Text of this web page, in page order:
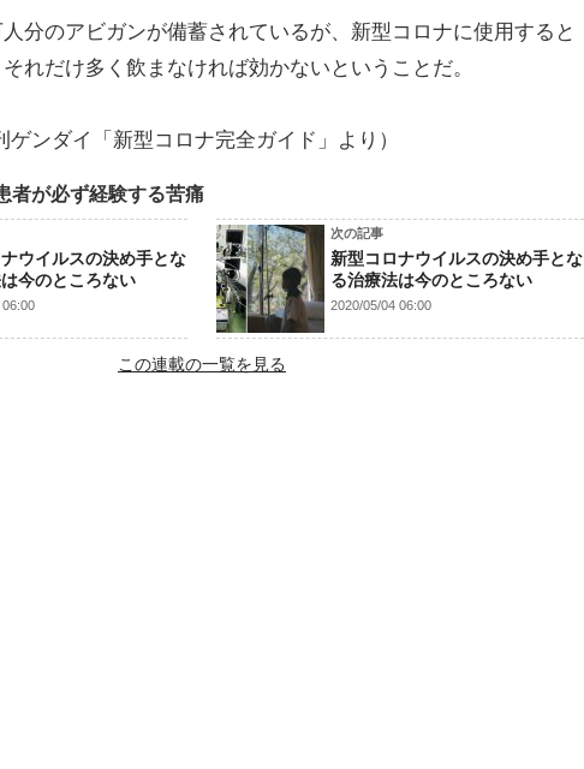
分のアビガンが備蓄されているが、新型コロナに使用すると
れだけ多く飲まなければ効かないということだ。
ゲンダイ「新型コロナ完全ガイド」より）
者が必ず経験する苦痛
ウイルスの決め手とな
今のところない
次の記事
新型コロナウイルスの決め手とな
る治療法は今のところない
2020/05/04 06:00
この連載の一覧を見る